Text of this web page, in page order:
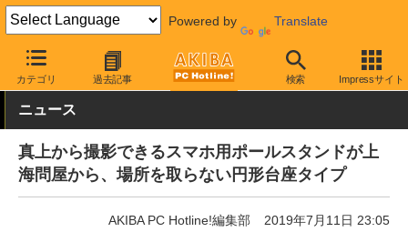
Powered by Translate
カテゴリ 過去記事 検索 Impressサイト
AKIBA PC Hotline! モバイル スマホアクセサリ スマホスタン
ニュース
真上から撮影できるスマホ用ポールスタンドが上
海問屋から、場所を取らない円形台座タイプ
AKIBA PC Hotline!編集部 2019年7月11日 23:05